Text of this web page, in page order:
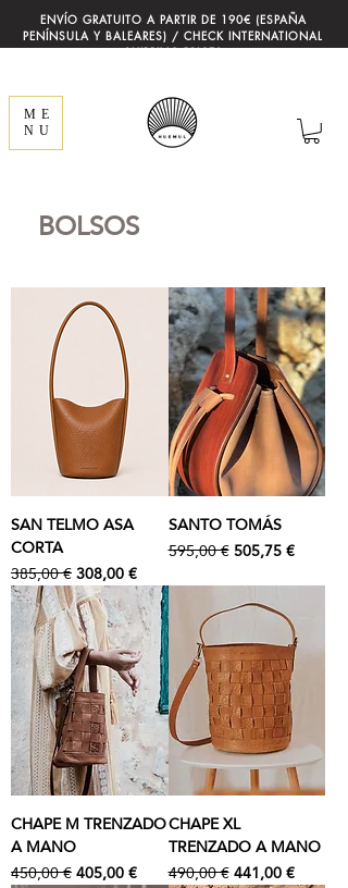
ENVÍO GRATUITO A PARTIR DE 190€ (ESPAÑA
PENÍNSULA Y BALEARES) / CHECK INTERNATIONAL
SHIPPING PRICES
ME
NU
BOLSOS
SAN TELMO ASA
CORTA
Precio
385,00 €Precio de oferta
308,00 €
SANTO TOMÁS
Precio
595,00 €Precio de oferta
505,75 €
CHAPE M TRENZADO
A MANO
Precio
450,00 €Precio de oferta
405,00 €
CHAPE XL
TRENZADO A MANO
Precio
490,00 €Precio de oferta
441,00 €